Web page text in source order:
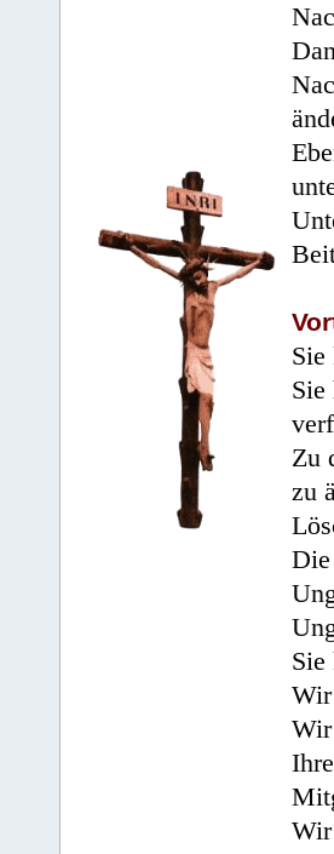
Sie
Sie
Zu
zu
Sie
Wir
Wir